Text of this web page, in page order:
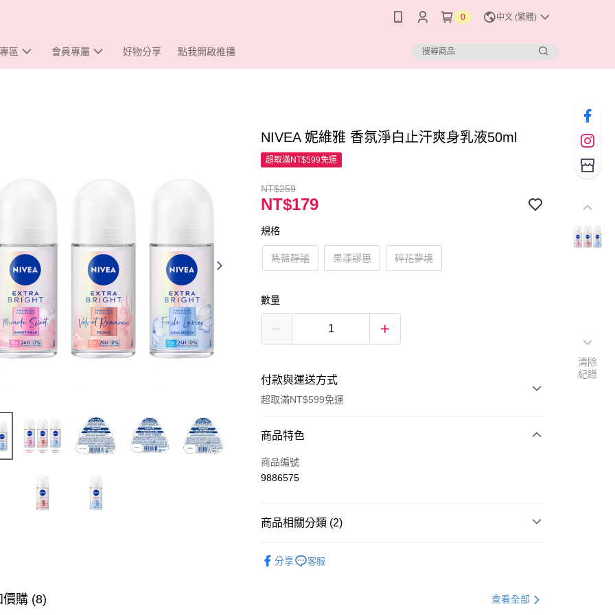
0 中文 (繁體)
區 會員專屬 好物分享 點我開啟推播
NIVEA 妮維雅 香氛淨白止汗爽身乳液50ml
超取滿NT$599免運
NT$259
NT$179
規格
雋藍靜謐 果漾謬思 碎花夢境
數量
付款與運送方式
超取滿NT$599免運
付款方式
信用卡一次付款
街口支付
商品特色
商品編號
9886575
商品相關分類 (2)
分享 客服
價購 (8) 查看全部
清除
紀錄